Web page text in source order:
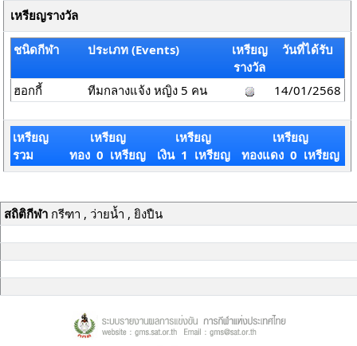
เหรียญรางวัล
ชนิดกีฬา ประเภท (Events)
เหรียญ
รางวัล
วันที่ได้รับ
ฮอกกี้ ทีมกลางแจ้ง หญิง 5 คน 14/01/2568
เหรียญ
รวม
เหรียญ
ทอง 0 เหรียญ
เหรียญ
เงิน 1 เหรียญ
เหรียญ
ทองแดง 0 เหรียญ
สถิติกีฬากรีฑา , ว่ายน้ำ , ยิงปืน